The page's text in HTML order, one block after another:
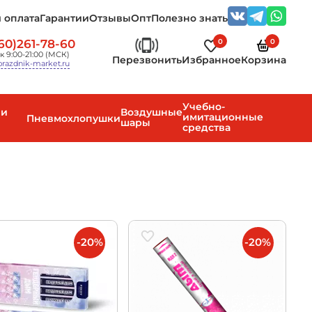
оплатаГарантииОтзывыОптПолезно знать
78-60
9:00-21:00 (МСК)
market.ru
Перезвонить
0
Избранное
0
Корзина
ПневмохлопушкиВоздушные
шары
Учебно-
имитационные
средства
-20% -20%